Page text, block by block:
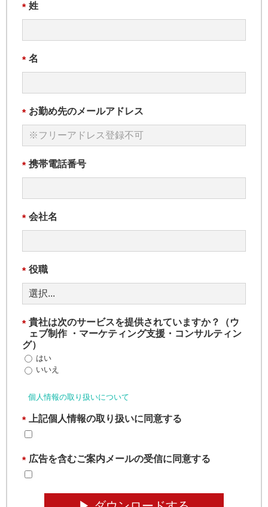
* 姓
* 名
* お勤め先のメールアドレス
* 携帯電話番号
* 会社名
* 役職
* 貴社は次のサービスを提供されていますか？（ウ
ェブ制作 ・マーケティング支援・コンサルティン
グ）
はい
いいえ
個人情報の取り扱いについて
* 上記個人情報の取り扱いに同意する
* 広告を含むご案内メールの受信に同意する